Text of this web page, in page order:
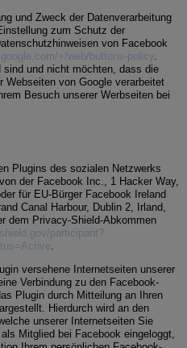
und Zweck der Datenverarbeitung
zum Schutz der
von Facebook
+/web/buttons-policy
und nicht möchten, dass die
Webseiten von Google verarbeitet
Besuch unserer Werbseiten bei
Plugins des sozialen Netzwerks
der Facebook Inc., 1 Hacker Way,
für EU-Bürger Facebook Ireland
Canal Harbour, Dublin 2, Irland,
dem Privacy-Shield-Abkommen
participant?
versehene Internetseiten unserer
Verbindung zu den Facebook-
Plugin durch Mitteilung an Ihren
Hierdurch wird an den
unserer Internetseiten Sie
Mitglied bei Facebook eingeloggt,